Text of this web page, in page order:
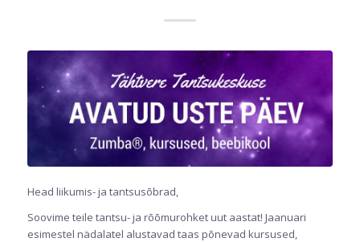
Head liikumis- ja tantsusõbrad,
Soovime teile tantsu- ja rõõmurohket uut aastat! Jaanuari
esimestel nädalatel alustavad taas põnevad kursused,